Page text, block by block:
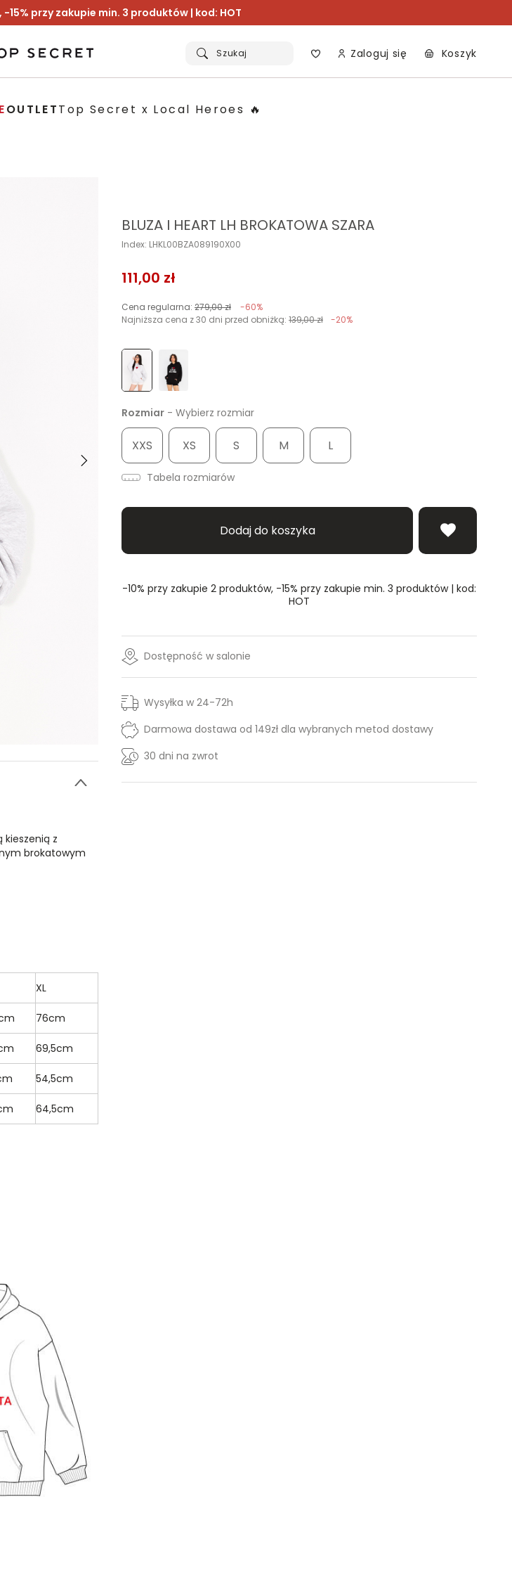
przy zakupie min. 3 produktów | kod: HOT
Szukaj Zaloguj się Koszyk
OUTLETTop Secret x Local Heroes 🔥
BLUZA I HEART LH BROKATOWA SZARA
Index: LHKL00BZA089190X00
111,00 zł
Cena regularna: 279,00 zł
-60%
Najniższa cena z 30 dni przed obniżką: 139,00 zł -20%
Rozmiar - Wybierz rozmiar
XXS XS S M L
Tabela rozmiarów
Dodaj do koszyka
-10% przy zakupie 2 produktów, -15% przy zakupie min. 3 produktów | kod:
HOT
Dostępność w salonie
Wysyłka w 24-72h
Darmowa dostawa od 149zł dla wybranych metod dostawy
30 dni na zwrot
kieszenią z
brokatowym
XL
76cm
69,5cm
54,5cm
64,5cm